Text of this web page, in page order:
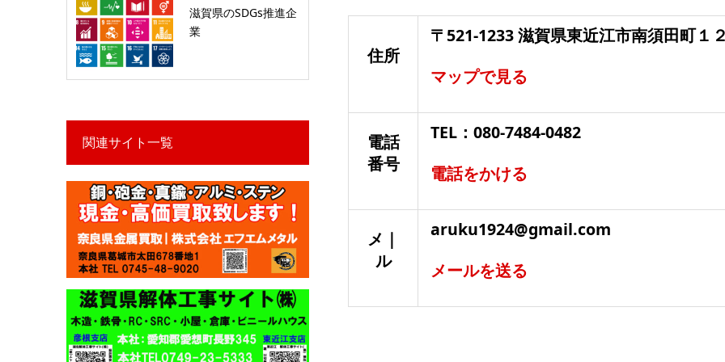
住所
〒521-1233 滋賀県東近江市南須田町１
マップで見る
電話
番号
TEL：080-7484-0482
電話をかける
メ｜
ル
aruku1924@gmail.com
メールを送る
滋賀県のSDGs推進企
業
関連サイト一覧